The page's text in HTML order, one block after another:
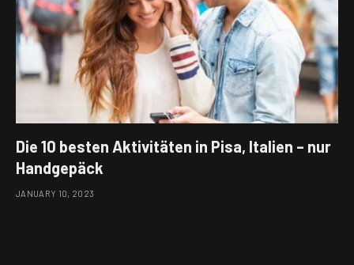
Die 10 besten Aktivitäten in Pisa, Italien – nur
Handgepäck
JANUARY 10, 2023